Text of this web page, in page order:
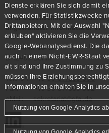
Dienste erklären Sie sich damit
verwenden. Für Statistikzwecke
Drittanbietern. Mit der Auswahl
erlauben" aktivieren Sie die
Google-Webanalysedienst. Die
auch in einem Nicht-EWR-Staat
alt sind und Ihre Zustimmung zu
müssen Ihre
Informationen erhalten Sie in
Nutzung von Google Analytics
GFaI Gesellschaft zur
angewandter Informatik e. V.
Volmerstraße 3
D-12489 Berlin
Telefon: +49 30 814563-300
Fax:
+49 30 814563-302
eMail:
sekretariat@gfai.de